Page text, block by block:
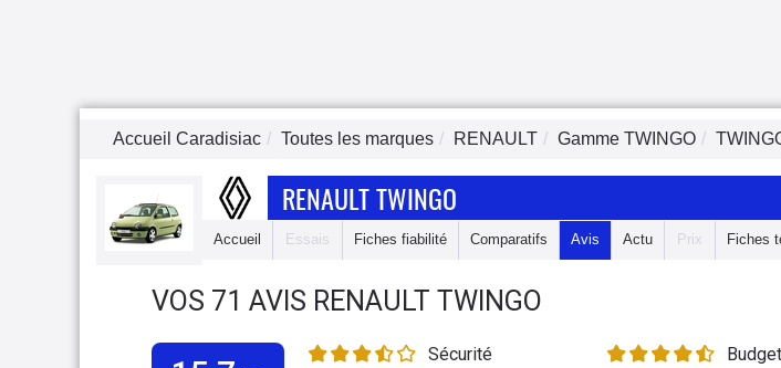
Accueil Caradisiac Toutes les marques RENAULT Gamme TWINGO
RENAULT TWINGO
Accueil Essais Fiches fiabilité Comparatifs Avis Actu Prix Fiches
VOS 71 AVIS RENAULT TWINGO
Sécurité
Budget